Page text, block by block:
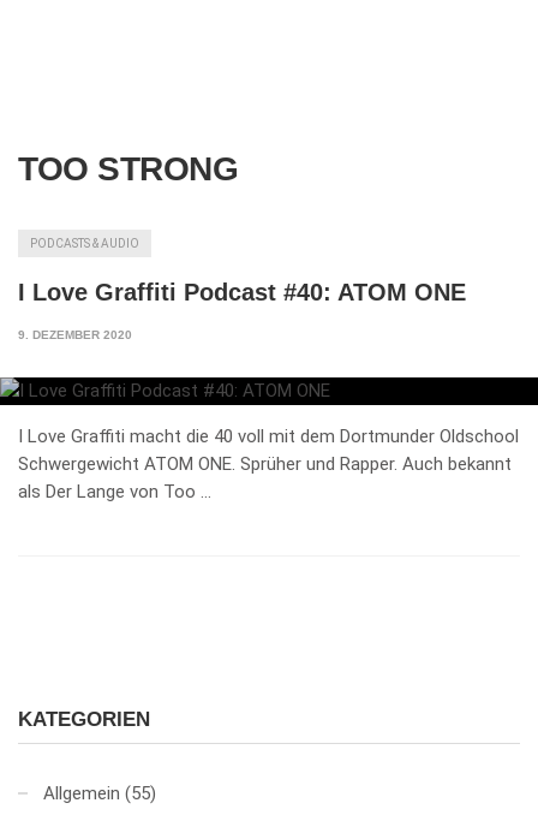
TOO STRONG
PODCASTS & AUDIO
I Love Graffiti Podcast #40: ATOM ONE
9. DEZEMBER 2020
I Love Graffiti macht die 40 voll mit dem Dortmunder Oldschool
Schwergewicht ATOM ONE. Sprüher und Rapper. Auch bekannt
als Der Lange von Too …
KATEGORIEN
Allgemein (55)